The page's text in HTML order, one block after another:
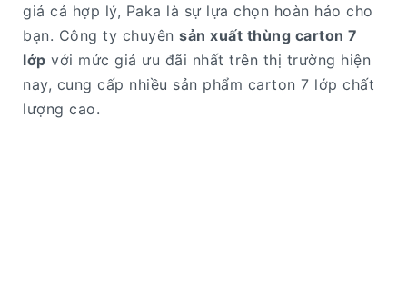
giá cả hợp lý, Paka là sự lựa chọn hoàn hảo cho
bạn. Công ty chuyên sản xuất thùng carton 7
lớp với mức giá ưu đãi nhất trên thị trường hiện
nay, cung cấp nhiều sản phẩm carton 7 lớp chất
lượng cao.